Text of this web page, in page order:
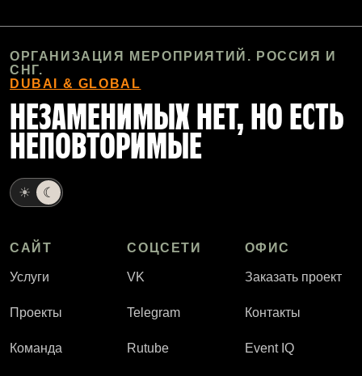
ОРГАНИЗАЦИЯ МЕРОПРИЯТИЙ. РОССИЯ И
СНГ.
DUBAI & GLOBAL
НЕЗАМЕНИМЫХ НЕТ, НО ЕСТЬ
НЕПОВТОРИМЫЕ
☀ ☾
САЙТ
Услуги
Проекты
Команда
СОЦСЕТИ
VK
Telegram
Rutube
ОФИС
Заказать проект
Контакты
Event IQ